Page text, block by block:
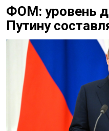
ФОМ: уровень
Путину